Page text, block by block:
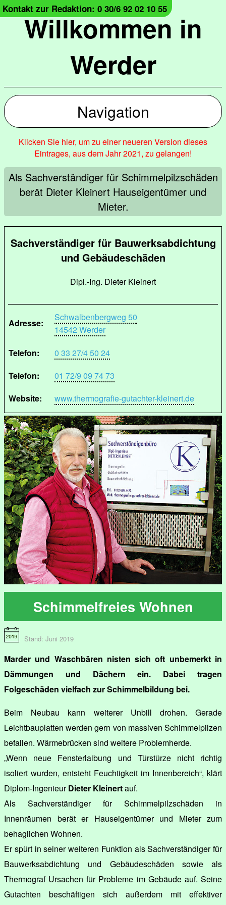
Willkommen in
Werder
Kontakt zur Redaktion: 0 30/6 92 02 10 55
Navigation
Klicken Sie hier, um zu einer neueren Version dieses
Eintrages, aus dem Jahr 2021, zu gelangen!
Als Sachverständiger für Schimmelpilzschäden
berät Dieter Kleinert Hauseigentümer und
Mieter.
Sachverständiger für Bauwerksabdichtung
und Gebäudeschäden
Dipl.-Ing. Dieter Kleinert
Adresse:
Schwalbenbergweg 50
14542 Werder
Telefon:
0 33 27/4 50 24
Telefon:
01 72/9 09 74 73
Website:
www.thermografie-gutachter-kleinert.de
Schimmelfreies Wohnen
Stand: Juni 2019
Marder und Waschbären nisten sich oft unbemerkt in
Dämmungen und Dächern ein. Dabei tragen
Folgeschäden vielfach zur Schimmelbildung bei.
Beim Neubau kann weiterer Unbill drohen. Gerade
Leichtbauplatten werden gern von massiven Schimmelpilzen
befallen. Wärmebrücken sind weitere Problemherde.
„Wenn neue Fensterlaibung und Türstürze nicht richtig
isoliert wurden, entsteht Feuchtigkeit im Innenbereich“, klärt
Diplom-IngenieurDieter Kleinertauf.
Als Sachverständiger für Schimmelpilzschäden in
Innenräumen berät er Hauseigentümer und Mieter zum
behaglichen Wohnen.
Er spürt in seiner weiteren Funktion als Sachverständiger für
Bauwerksabdichtung und Gebäudeschäden sowie als
Thermograf Ursachen für Probleme im Gebäude auf. Seine
Gutachten beschäftigen sich außerdem mit effektiver